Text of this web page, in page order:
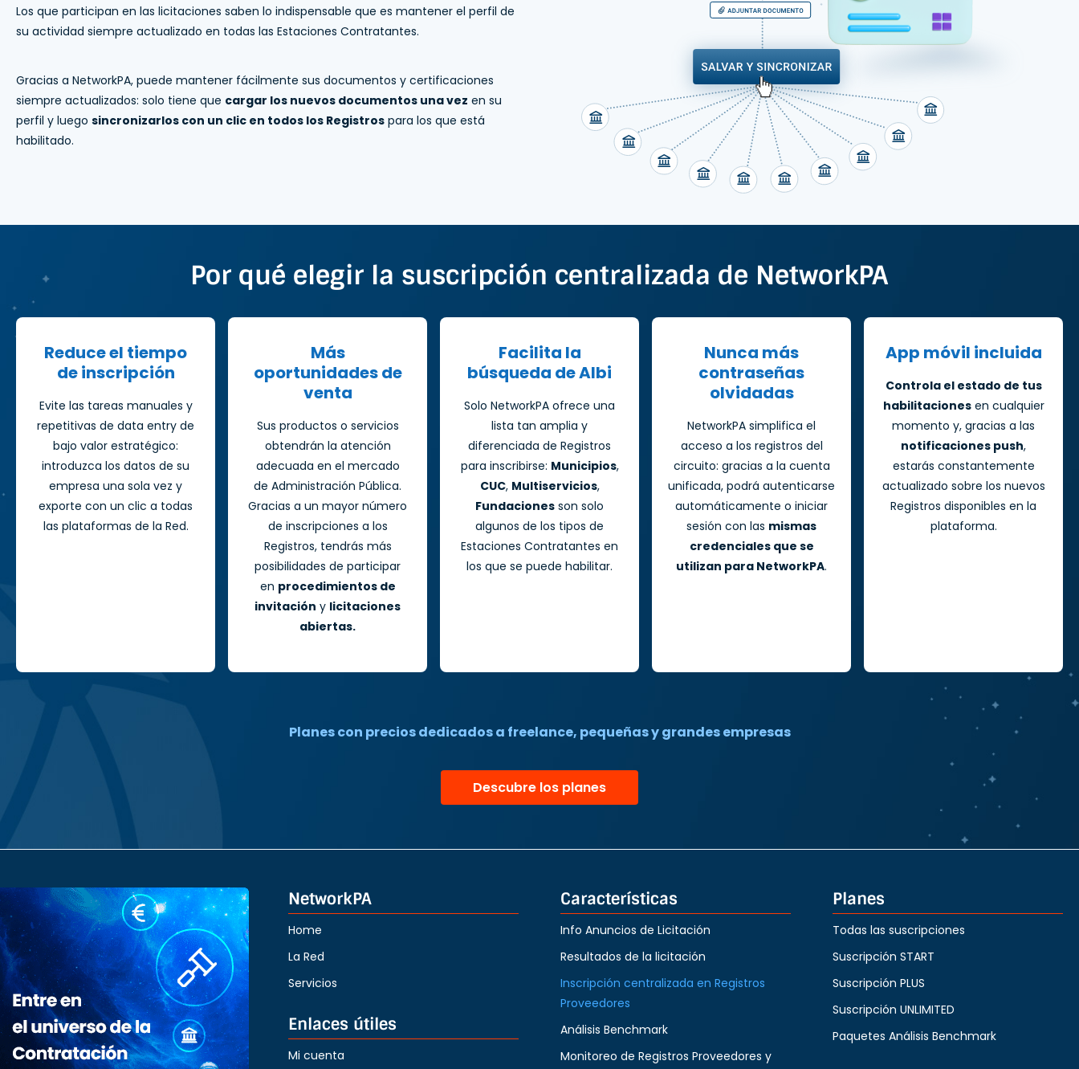
Los que participan en las licitaciones saben lo indispensable que es mantener el perfil de
su actividad siempre actualizado en todas las Estaciones Contratantes.
Gracias a NetworkPA, puede mantener fácilmente sus documentos y certificaciones
siempre actualizados: solo tiene que cargar los nuevos documentos una vez en su
perfil y luego sincronizarlos con un clic en todos los Registrospara los que está
habilitado.
Por qué elegir la suscripción centralizada de NetworkPA
Reduce el tiempo
de inscripción
Evite las tareas manuales y
repetitivas de data entry de
bajo valor estratégico:
introduzca los datos de su
empresa una sola vez y
exporte con un clic a todas
las plataformas de la Red.
Más
oportunidades de
venta
Sus productos o servicios
obtendrán la atención
adecuada en el mercado
de Administración Pública.
Gracias a un mayor número
de inscripciones a los
Registros, tendrás más
posibilidades de participar
en procedimientos de
invitación y licitaciones
abiertas.
Facilita la
búsqueda de Albi
Solo NetworkPA ofrece una
lista tan amplia y
diferenciada de Registros
para inscribirse: Municipios,
CUC, Multiservicios,
Fundaciones son solo
algunos de los tipos de
Estaciones Contratantes en
los que se puede habilitar.
Nunca más
contraseñas
olvidadas
NetworkPA simplifica el
acceso a los registros del
circuito: gracias a la cuenta
unificada, podrá autenticarse
automáticamente o iniciar
sesión con las mismas
credenciales que se
utilizan para NetworkPA.
App móvil incluida
Controla el estado de tus
habilitacionesen cualquier
momento y, gracias a las
notificaciones push,
estarás constantemente
actualizado sobre los nuevos
Registros disponibles en la
plataforma.
Planes con precios dedicados a freelance, pequeñas y grandes empresas
Descubre los planes
NetworkPA
Home
La Red
Servicios
Enlaces útiles
Mi cuenta
Características
Info Anuncios de Licitación
Resultados de la licitación
Inscripción centralizada en Registros
Proveedores
Análisis Benchmark
Monitoreo de Registros Proveedores y
Planes
Todas las suscripciones
Suscripción START
Suscripción PLUS
Suscripción UNLIMITED
Paquetes Análisis Benchmark